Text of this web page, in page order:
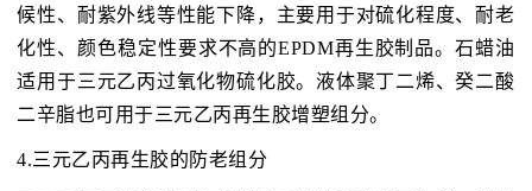
候性、耐紫外线等性能下降，主要用于对硫化程度、耐老
化性、颜色稳定性要求不高的EPDM再生胶制品。石蜡油
适用于三元乙丙过氧化物硫化胶。液体聚丁二烯、癸二酸
二辛脂也可用于三元乙丙再生胶增塑组分。
4.三元乙丙再生胶的防老组分